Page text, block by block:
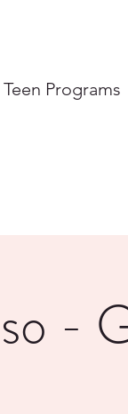
Teen Programs
-